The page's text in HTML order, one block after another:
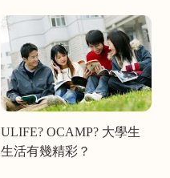
ULIFE? OCAMP? 大學生
生活有幾精彩？